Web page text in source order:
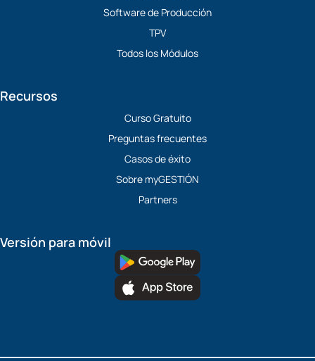
Software de Producción
TPV
Todos los Módulos
Recursos
Curso Gratuito
Preguntas frecuentes
Casos de éxito
Sobre myGESTIÓN
Partners
Versión para móvil